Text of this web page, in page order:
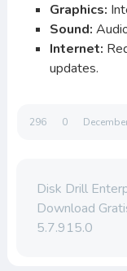
Graphics:
Sound:
Internet:
updates.
296 0
Disk Drill
Download
5.7.915.0